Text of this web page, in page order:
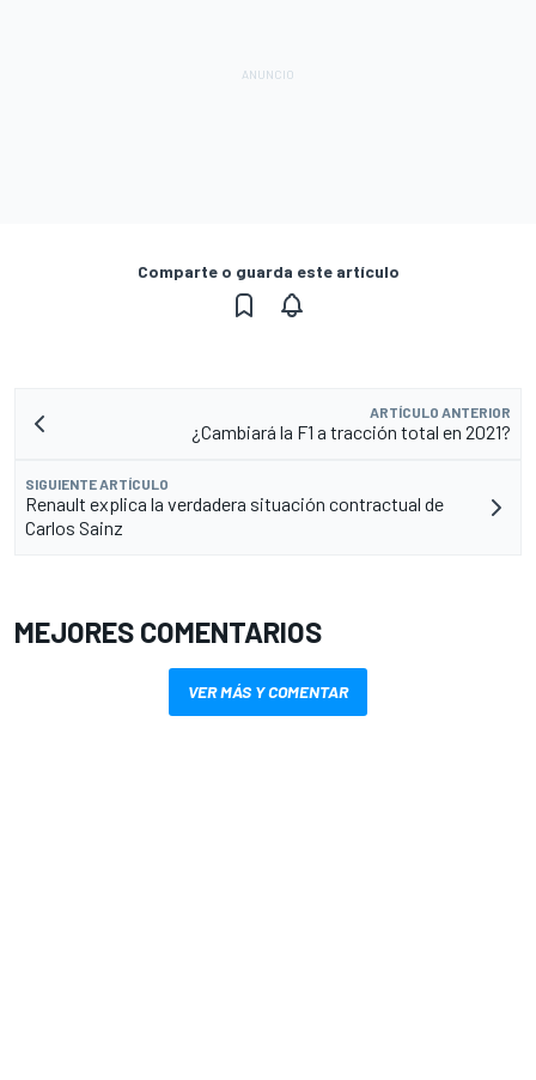
Comparte o guarda este artículo
ARTÍCULO ANTERIOR
¿Cambiará la F1 a tracción total en 2021?
SIGUIENTE ARTÍCULO
Renault explica la verdadera situación contractual de
Carlos Sainz
MEJORES COMENTARIOS
VER MÁS Y COMENTAR